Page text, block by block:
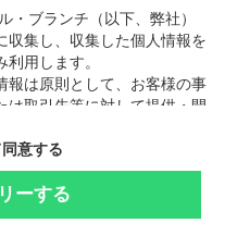
・ブランチ（以下、弊社）
収集し、収集した個人情報を
用します。
報は原則として、お客様の事
は取引先等に対して提供・開
・破壊・改ざん・漏洩等が生
ます。
令やガイドラインを遵守し、
意する
ーする